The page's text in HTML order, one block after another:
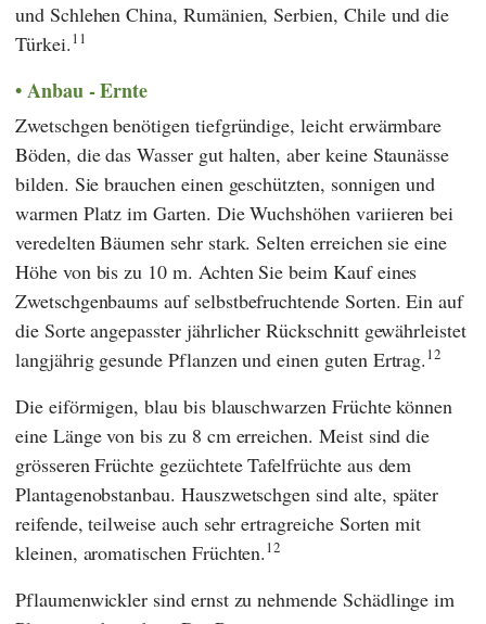
und Schlehen China, Rumänien, Serbien, Chile und die
Türkei.11
Anbau - Ernte
Zwetschgen benötigen tiefgründige, leicht erwärmbare
Böden, die das Wasser gut halten, aber keine Staunässe
bilden. Sie brauchen einen geschützten, sonnigen und
warmen Platz im Garten. Die Wuchshöhen variieren bei
veredelten Bäumen sehr stark. Selten erreichen sie eine
Höhe von bis zu 10 m. Achten Sie beim Kauf eines
Zwetschgenbaums auf selbstbefruchtende Sorten. Ein auf
die Sorte angepasster jährlicher Rückschnitt gewährleistet
langjährig gesunde Pflanzen und einen guten Ertrag.12
Die eiförmigen, blau bis blauschwarzen Früchte können
eine Länge von bis zu 8 cm erreichen. Meist sind die
grösseren Früchte gezüchtete Tafelfrüchte aus dem
Plantagenobstanbau. Hauszwetschgen sind alte, später
reifende, teilweise auch sehr ertragreiche Sorten mit
kleinen, aromatischen Früchten.12
Pflaumenwickler sind ernst zu nehmende Schädlinge im